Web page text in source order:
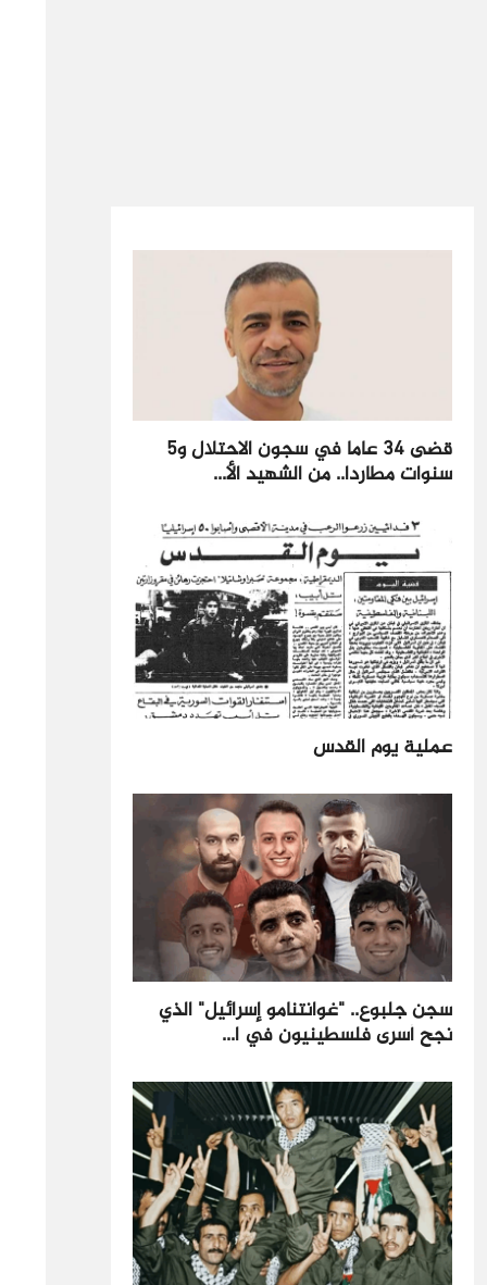
قضى 34 عاما في سجون الاحتلال و5
سنوات مطاردا.. من الشهيد الأ...
عملية يوم القدس
سجن جلبوع.. "غوانتنامو إسرائيل" الذي
نجح أسرى فلسطينيون في ا...